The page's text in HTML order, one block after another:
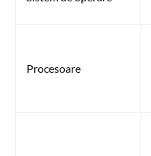
Procesoare